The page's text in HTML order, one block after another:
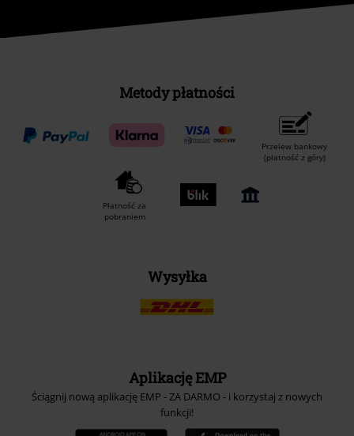
Metody płatności
Przelew bankowy
(płatność z góry)
Płatność za
pobraniem
Wysyłka
Aplikację EMP
Ściągnij nową aplikację EMP - ZA DARMO - i korzystaj z nowych
funkcji!